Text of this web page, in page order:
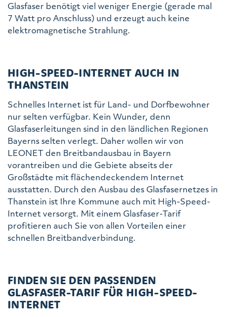
Glasfaser benötigt viel weniger Energie (gerade mal
7 Watt pro Anschluss) und erzeugt auch keine
elektromagnetische Strahlung.
HIGH-SPEED-INTERNET AUCH IN
THANSTEIN
Schnelles Internet ist für Land- und Dorfbewohner
nur selten verfügbar. Kein Wunder, denn
Glasfaserleitungen sind in den ländlichen Regionen
Bayerns selten verlegt. Daher wollen wir von
LEONET den Breitbandausbau in Bayern
vorantreiben und die Gebiete abseits der
Großstädte mit flächendeckendem Internet
ausstatten. Durch den Ausbau des Glasfasernetzes in
Thanstein ist Ihre Kommune auch mit High-Speed-
Internet versorgt. Mit einem Glasfaser-Tarif
profitieren auch Sie von allen Vorteilen einer
schnellen Breitbandverbindung.
FINDEN SIE DEN PASSENDEN
GLASFASER-TARIF FÜR HIGH-SPEED-
INTERNET